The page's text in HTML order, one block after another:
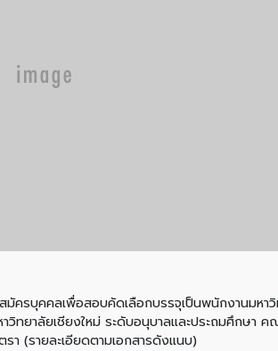
คลเพื่อสอบคัดเลือกบรรจุเป็นพนักงานมหาวิ
ทยาลัยเชียงใหม่ ระดับอนุบาลและประถมศึกษา
(รายละเอียดตามเอกสารดังแนบ)